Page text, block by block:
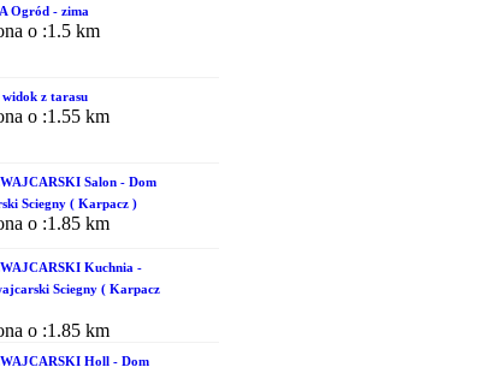
Ogród - zima
o :1.5 km
z tarasu
o :1.55 km
Salon - Dom
Sciegny ( Karpacz )
o :1.85 km
Kuchnia -
Sciegny ( Karpacz
o :1.85 km
Holl - Dom